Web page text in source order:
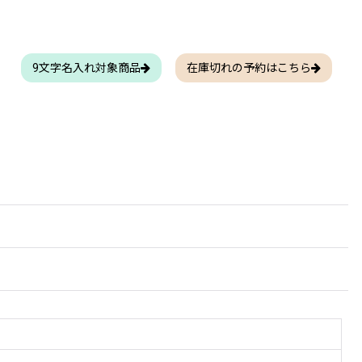
9文字名入れ対象商品 在庫切れの予約はこちら